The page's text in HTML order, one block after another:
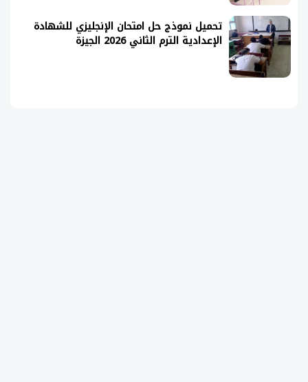
تحميل نموذج حل امتحان الإنجليزي للشهادة
الإعدادية الترم الثاني 2026 الجيزة